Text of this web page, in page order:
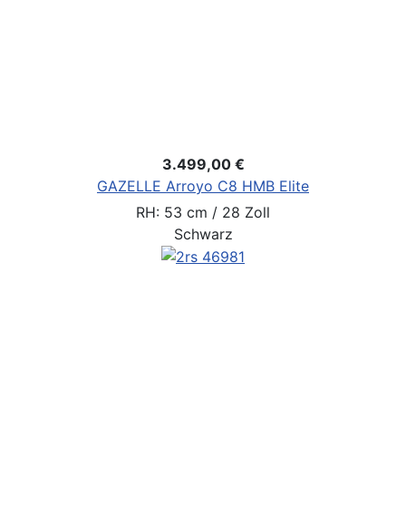
3.499,00 €
GAZELLE Arroyo C8 HMB Elite
RH: 53 cm / 28 Zoll
Schwarz